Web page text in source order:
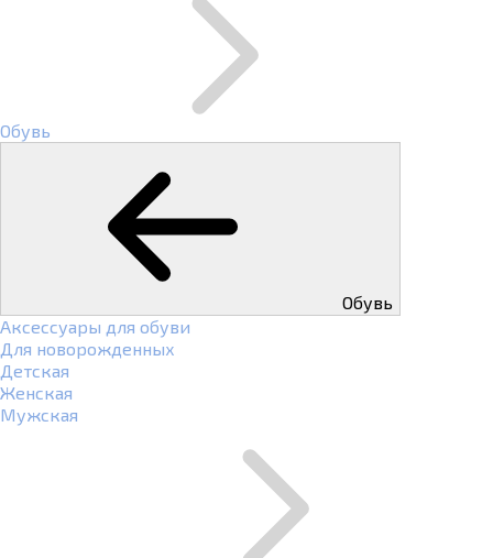
Обувь
Обувь
Аксессуары для обуви
Для новорожденных
Детская
Женская
Мужская